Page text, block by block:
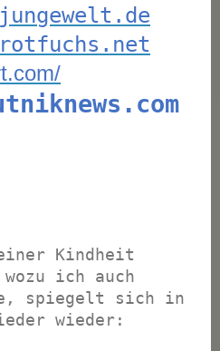
Kindheit
ich auch
spiegelt sich in
wieder: